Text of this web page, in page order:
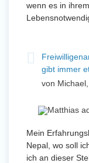
wenn es in
gibt immer
von
Mein
Nepal, wo soll
ich an dieser